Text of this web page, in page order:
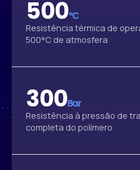
500°C
Resistência térmica de
500°C de atmosfera
300Bar
Resistência à pressão de
completa do polímero